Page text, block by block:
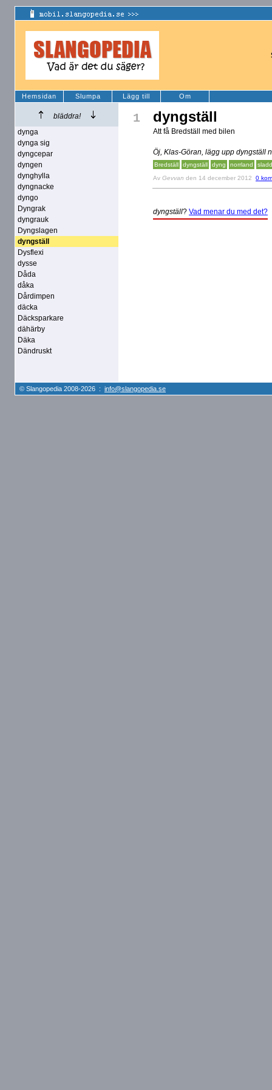
Hemsidan Slumpa Lägg till Om
bläddra!
dynga
dynga sig
dyngcepar
dyngen
dynghylla
dyngnacke
dyngo
Dyngrak
dyngrauk
Dyngslagen
dyngställ
Dysflexi
dysse
Dåda
dåka
Dårdimpen
däcka
Däcksparkare
dähärby
Däka
Dändruskt
1 dyngställ
Att få Bredställ med bilen
Öj, Klas-Göran, lägg upp dyngställ
Bredställ dyngställ dyng norrland sladd
Av Gevvan den 14 december 2012 0
dyngställ? Vad menar du med det?
© Slangopedia 2008-2026 : info@slangopedia.se